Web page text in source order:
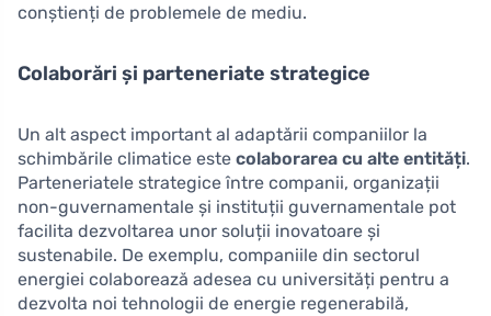
conștienți de problemele de mediu.
Colaborări și parteneriate strategice
Un alt aspect important al adaptării companiilor la
schimbările climatice este colaborarea cu alte entități.
Parteneriatele strategice între companii, organizații
non-guvernamentale și instituții guvernamentale pot
facilita dezvoltarea unor soluții inovatoare și
sustenabile. De exemplu, companiile din sectorul
energiei colaborează adesea cu universități pentru a
dezvolta noi tehnologii de energie regenerabilă,